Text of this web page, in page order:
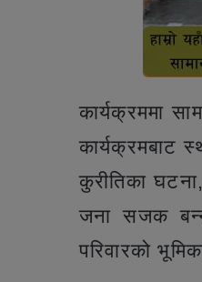
कार्यक्रममा
कार्यक्रमबाट
कुरीतिका
जना सजक
परिवारको